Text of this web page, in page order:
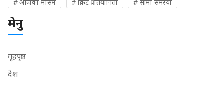
# आजको मौसम # क्रिकेट प्रतियोगिता # सीमा समस्या
मेनु
गृहपृष्ठ
देश